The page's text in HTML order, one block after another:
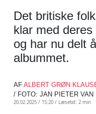
Det britiske
klar med
og har nu delt
albummet.
AF ALBERT GRØN
/ FOTO: JAN PIETER
20.02.2025 / 15:20 / Læsetid: 2 min